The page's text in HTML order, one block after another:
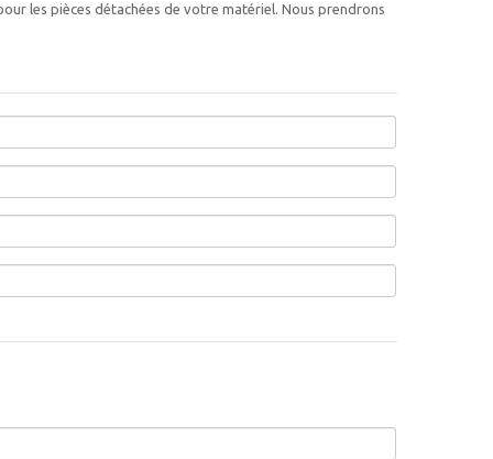
les pièces détachées de votre matériel. Nous prendrons